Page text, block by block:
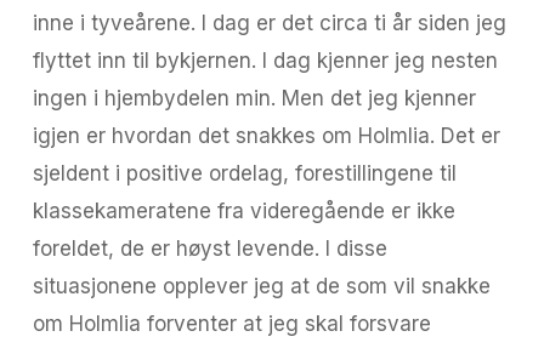
inne i tyveårene. I dag er det circa ti år siden jeg
flyttet inn til bykjernen. I dag kjenner jeg nesten
ingen i hjembydelen min. Men det jeg kjenner
igjen er hvordan det snakkes om Holmlia. Det er
sjeldent i positive ordelag, forestillingene til
klassekameratene fra videregående er ikke
foreldet, de er høyst levende. I disse
situasjonene opplever jeg at de som vil snakke
om Holmlia forventer at jeg skal forsvare